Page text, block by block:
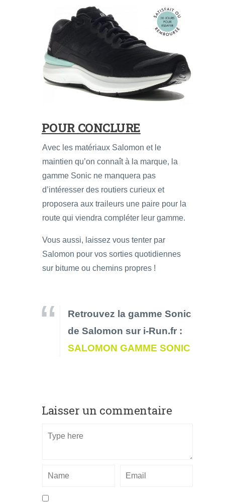
POUR CONCLURE
Avec les matériaux Salomon et le
maintien qu’on connaît à la marque, la
gamme Sonic ne manquera pas
d’intéresser des routiers curieux et
proposera aux traileurs une paire pour la
route qui viendra compléter leur gamme.
Vous aussi, laissez vous tenter par
Salomon pour vos sorties quotidiennes
sur bitume ou chemins propres !
Retrouvez la gamme Sonic
de Salomon sur i-Run.fr :
SALOMON GAMME SONIC
Laisser un commentaire